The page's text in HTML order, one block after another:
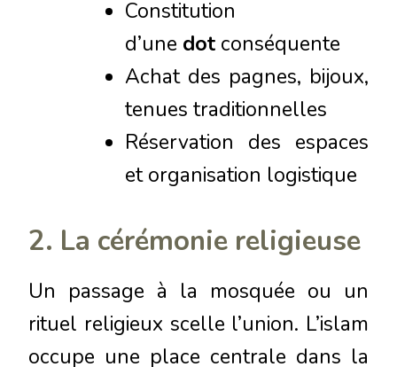
Constitution
d’une dot conséquente
Achat des pagnes, bijoux,
tenues traditionnelles
Réservation des espaces
et organisation logistique
2. La cérémonie religieuse
Un passage à la mosquée ou un
rituel religieux scelle l’union. L’islam
occupe une place centrale dans la